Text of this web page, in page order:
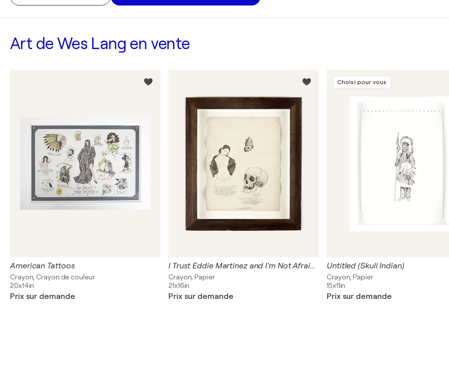
Art de Wes Lang en vente
American Tattoos
Crayon, Crayon de couleur
20x14in
Prix sur demande
I Trust Eddie Martinez and I'm Not Afraid To Die
Crayon, Papier
21x16in
Prix sur demande
Choisi pour vous
Untitled (Skull Indian)
Crayon, Papier
15x11in
Prix sur demande